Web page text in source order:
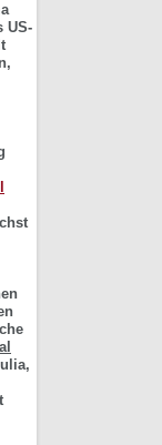
US-